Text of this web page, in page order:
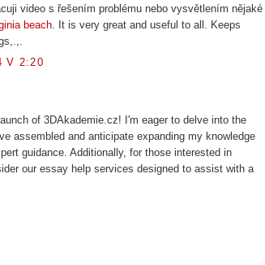
video s řešením problému nebo vysvětlením nějaké
beach. It is very great and useful to all. Keeps
V 2:20
of 3DAkademie.cz! I'm eager to delve into the
assembled and anticipate expanding my knowledge
guidance. Additionally, for those interested in
our essay help services designed to assist with a